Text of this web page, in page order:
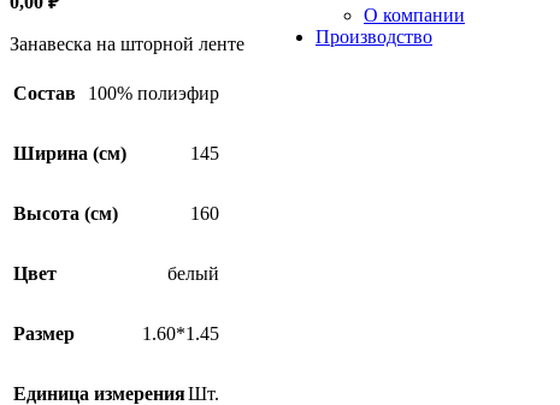
О компании
Производство
Занавеска на шторной ленте
Состав 100% полиэфир
Ширина (см) 145
Высота (см) 160
Цвет белый
Размер 1.60*1.45
Единица измеренияШт.